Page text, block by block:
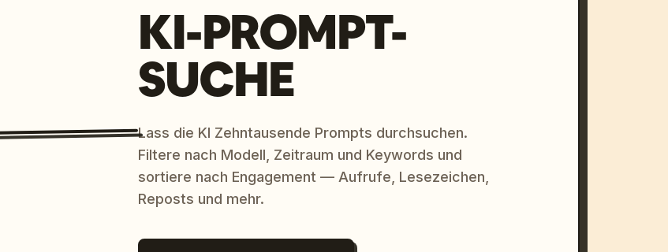
KI-PROMPT-
SUCHE
Lass die KI Zehntausende Prompts durchsuchen.
Filtere nach Modell, Zeitraum und Keywords und
sortiere nach Engagement — Aufrufe, Lesezeichen,
Reposts und mehr.